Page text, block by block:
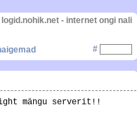
logid.nohik.net - internet ongi nali
#
mängu serverit!!